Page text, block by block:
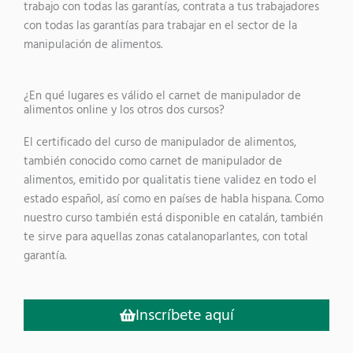
trabajo con todas las garantías, contrata a tus trabajadores
con todas las garantías para trabajar en el sector de la
manipulación de alimentos.
¿En qué lugares es válido el carnet de manipulador de
alimentos online y los otros dos cursos?
El certificado del curso de manipulador de alimentos,
también conocido como carnet de manipulador de
alimentos, emitido por qualitatis tiene validez en todo el
estado español, así como en países de habla hispana. Como
nuestro curso también está disponible en catalán, también
te sirve para aquellas zonas catalanoparlantes, con total
garantía.
Inscríbete aquí